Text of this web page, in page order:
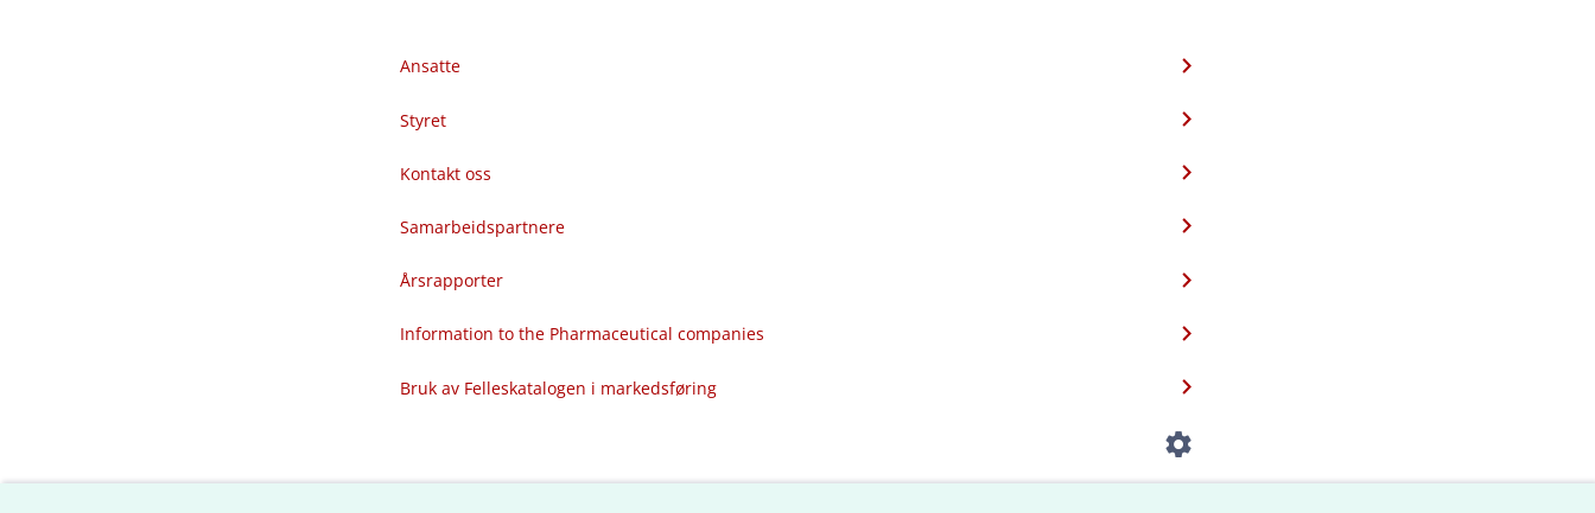
Ansatte
Styret
Kontakt oss
Samarbeidspartnere
Årsrapporter
Information to the Pharmaceutical companies
Bruk av Felleskatalogen i markedsføring